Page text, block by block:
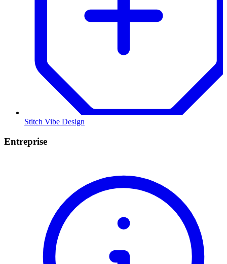
Stitch Vibe Design
Entreprise